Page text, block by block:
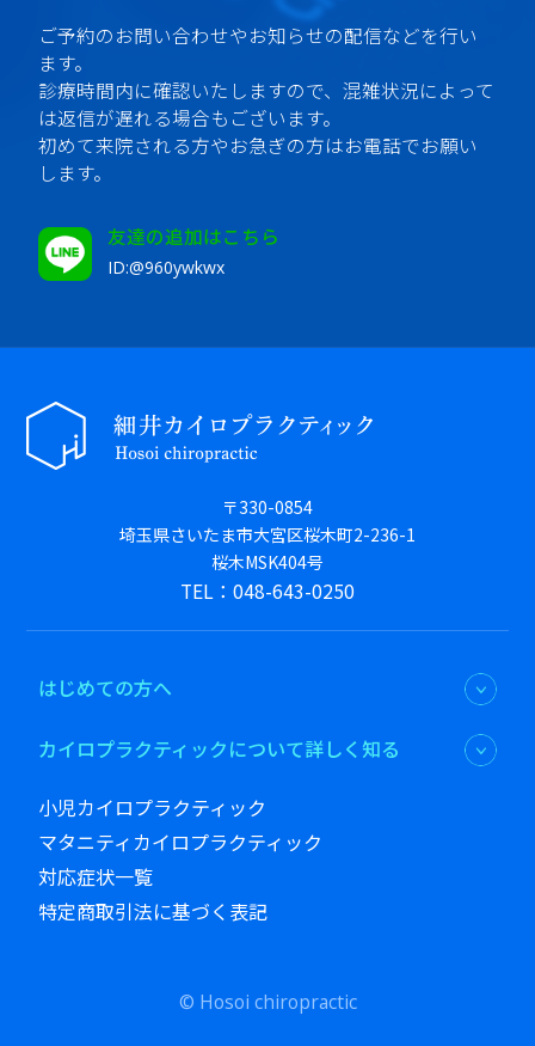
ご予約のお問い合わせやお知らせの配信などを行い
ます。
診療時間内に確認いたしますので、混雑状況によって
は返信が遅れる場合もございます。
初めて来院される方やお急ぎの方はお電話でお願い
します。
友達の追加はこちら
ID:@960ywkwx
〒330-0854
埼玉県さいたま市大宮区桜木町2-236-1
桜木MSK404号
TEL：048-643-0250
はじめての方へ
カイロプラクティックについて詳しく知る
小児カイロプラクティック
マタニティカイロプラクティック
対応症状一覧
特定商取引法に基づく表記
© Hosoi chiropractic